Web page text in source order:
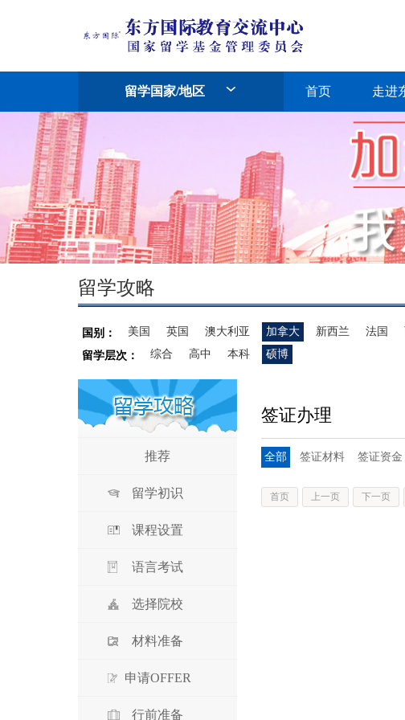
留学国家/地区 首页 走进
留学攻略
国别： 美国 英国 澳大利亚 加拿大 新西兰 法国
留学层次：
综合 高中 本科 硕博
推荐
留学初识
课程设置
语言考试
选择院校
材料准备
申请OFFER
行前准备
签证办理
全部 签证材料 签证资金
下一页
上一页
首页